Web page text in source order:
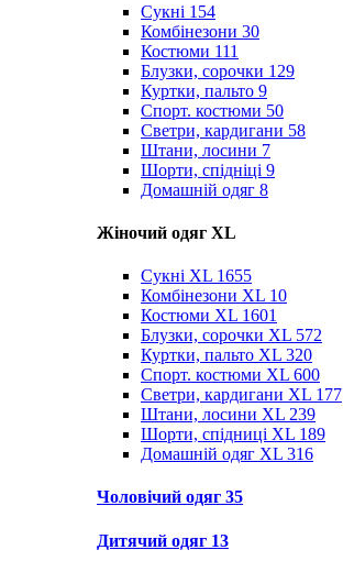
Сукні 154
Комбінезони 30
Костюми 111
Блузки, сорочки 129
Куртки, пальто 9
Спорт. костюми 50
Светри, кардигани 58
Штани, лосини 7
Шорти, спідніці 9
Домашній одяг 8
Жіночий одяг XL
Cукні XL 1655
Комбінезони XL 10
Костюми XL 1601
Блузки, сорочки XL 572
Куртки, пальто XL 320
Спорт. костюми XL 600
Светри, кардигани XL 177
Штани, лосини XL 239
Шорти, спідниці XL 189
Домашній одяг XL 316
Чоловічий одяг 35
Дитячий одяг 13